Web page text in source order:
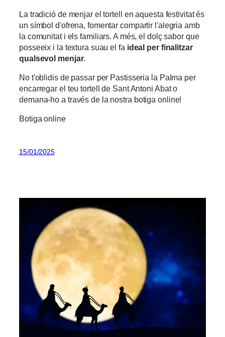
La tradició de menjar el tortell en aquesta festivitat és
un símbol d'ofrena, fomentar compartir l'alegria amb
la comunitat i els familiars. A més, el dolç sabor que
posseeix i la textura suau el fa ideal per finalitzar
qualsevol menjar.
No t'oblidis de passar per Pastisseria la Palma per
encarregar el teu tortell de Sant Antoni Abat o
demana-ho a través de la nostra botiga online!
Botiga online
15/01/2025